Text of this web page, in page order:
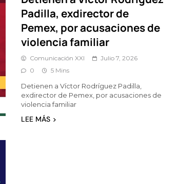
Padilla, exdirector de
Pemex, por acusaciones de
violencia familiar
Comunicación XXI
Julio 7, 2026
0
5 Mins
Detienen a Víctor Rodríguez Padilla,
exdirector de Pemex, por acusaciones de
violencia familiar
LEE MÁS